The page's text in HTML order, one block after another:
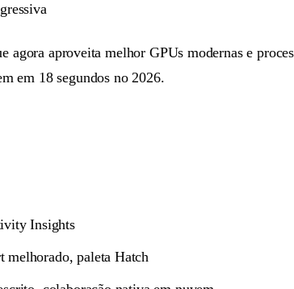
aproveita melhor GPUs modernas e
em 18 segundos no 2026.
Insights
paleta Hatch